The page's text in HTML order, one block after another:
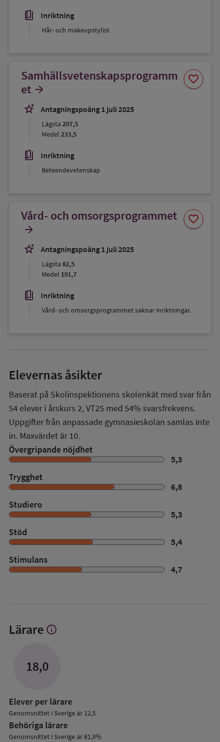
book_5 Inriktning
Hår- och makeupstylist
Samhällsvetenskapsprogramm
et arrow_forward
stars_2
Antagningspoäng 1 juli 2025
Lägsta 207,5
Medel 233,5
book_5 Inriktning
Beteendevetenskap
favorite
Spara
som
Vård- och omsorgsprogrammet
arrow_forward
stars_2
Antagningspoäng 1 juli 2025
Lägsta 82,5
Medel 191,7
book_5 Inriktning
Vård- och omsorgsprogrammet saknar inriktningar.
favorite
Spara
som
Elevernas åsikter
Baserat på Skolinspektionens skolenkät med svar från
54 elever i årskurs 2,VT25 med 54% svarsfrekvens.
Uppgifter från anpassade gymnasieskolan samlas inte
in. Maxvärdet är 10.
Övergripande nöjdhet
5,3
Trygghet
6,8
Studiero
5,3
Stöd
5,4
Stimulans
4,7
Lärare Visa
info
18,0
Elever per lärare
Genomsnittet i Sverige är 12,5
Behöriga lärare
Genomsnittet i Sverige är 81,9%